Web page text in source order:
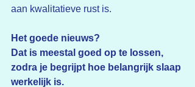
aan kwalitatieve rust is.
Het goede nieuws?
Dat is meestal goed op te lossen,
zodra je begrijpt hoe belangrijk slaap
werkelijk is.